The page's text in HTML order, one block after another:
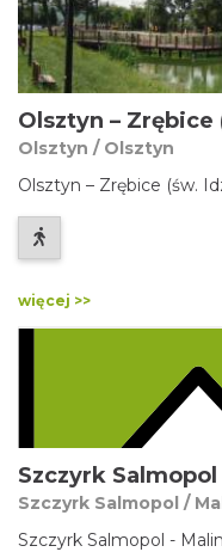
Olsztyn – Zrębice
Olsztyn / Olsztyn
Olsztyn – Zrębice (św.
więcej >>
Szczyrk
Szczyrk Salmopol /
Szczyrk Salmopol -